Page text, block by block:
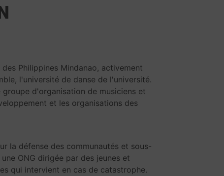
Philippines Mindanao, activement
l'université de danse de l'université.
d'organisation de musiciens et
et les organisations des
la défense des communautés et sous-
ONG dirigée par des jeunes et
qui intervient en cas de catastrophe.